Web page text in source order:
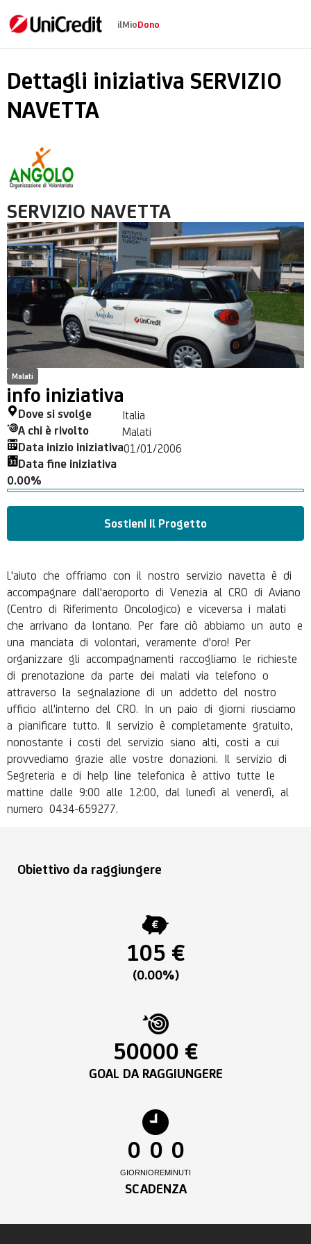
SERVIZIO NAVETTA
ilMioDono
Dettagli iniziativa SERVIZIO
NAVETTA
SERVIZIO NAVETTA
Malati
info iniziativa
Dove si svolge Italia
A chi è rivolto Malati
Data inizio iniziativa01/01/2006
Data fine iniziativa
0.00%
Sostieni Il Progetto
L'aiuto che offriamo con il nostro servizio navetta è di
accompagnare dall'aeroporto di Venezia al CRO di Aviano
(Centro di Riferimento Oncologico) e viceversa i malati
che arrivano da lontano. Per fare ciò abbiamo un auto e
una manciata di volontari, veramente d'oro! Per
organizzare gli accompagnamenti raccogliamo le richieste
di prenotazione da parte dei malati via telefono o
attraverso la segnalazione di un addetto del nostro
ufficio all'interno del CRO. In un paio di giorni riusciamo
a pianificare tutto. Il servizio è completamente gratuito,
nonostante i costi del servizio siano alti, costi a cui
provvediamo grazie alle vostre donazioni. Il servizio di
Segreteria e di help line telefonica è attivo tutte le
mattine dalle 9:00 alle 12:00, dal lunedì al venerdì, al
numero 0434-659277.
Obiettivo da raggiungere
105 €
(0.00%)
50000 €
GOAL DA RAGGIUNGERE
0
GIORNI
0
ORE
0
MINUTI
SCADENZA